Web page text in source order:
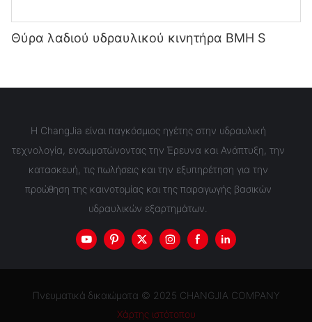
Θύρα λαδιού υδραυλικού κινητήρα BMH S
Η ChangJia είναι παγκόσμιος ηγέτης στην υδραυλική
τεχνολογία, ενσωματώνοντας την Έρευνα και Ανάπτυξη, την
κατασκευή, τις πωλήσεις και την εξυπηρέτηση για την
προώθηση της καινοτομίας και της παραγωγής βασικών
υδραυλικών εξαρτημάτων.
Πνευματικά δικαιώματα © 2025 CHANGJIA COMPANY
Χάρτης ιστότοπου